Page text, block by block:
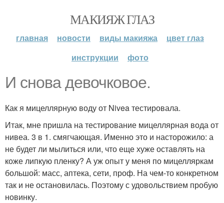
МАКИЯЖ ГЛАЗ
главная новости виды макияжа
цвет глаз
инструкции
фото
И снова девочковое.
Как я мицеллярную воду от Nivea тестировала.
Итак, мне пришла на тестирование мицеллярная вода от
нивеа. 3 в 1. смягчающая. Именно это и насторожило: а
не будет ли мылиться или, что еще хуже оставлять на
коже липкую пленку? А уж опыт у меня по мицелляркам
большой: масс, аптека, сети, проф. На чем-то конкретном
так и не остановилась. Поэтому с удовольствием пробую
новинку.